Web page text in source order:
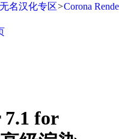
无名汉化专区>Corona
7.1 for